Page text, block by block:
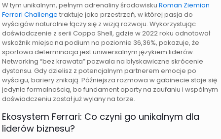
W tym unikalnym, pełnym adrenaliny środowiskuRoman Ziemian
Ferrari Challenge traktuje jako przestrzeń, w której pasja do
wyścigów naturalnie łączy się z wizją rozwoju. Wykorzystując
doświadczenie z serii Coppa Shell, gdzie w 2022 roku odnotował
wskaźnik miejsc na podium na poziomie 36,36%, pokazuje, że
sportowa determinacja jest uniwersalnym językiem liderów.
Networking “bez krawata” pozwala na błyskawiczne skrócenie
dystansu. Gdy dzielisz z potencjalnym partnerem emocje po
wyścigu, bariery znikają. Późniejsza rozmowa w gabinecie staje się
jedynie formalnością, bo fundament oparty na zaufaniu i wspólnym
doświadczeniu został już wylany na torze.
Ekosystem Ferrari: Co czyni go unikalnym dla
liderów biznesu?